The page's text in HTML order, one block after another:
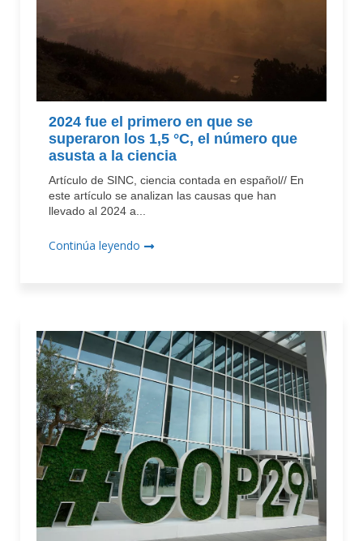
2024 fue el primero en que se
superaron los 1,5 °C, el número que
asusta a la ciencia
Artículo de SINC, ciencia contada en español// En
este artículo se analizan las causas que han
llevado al 2024 a...
Continúa leyendo